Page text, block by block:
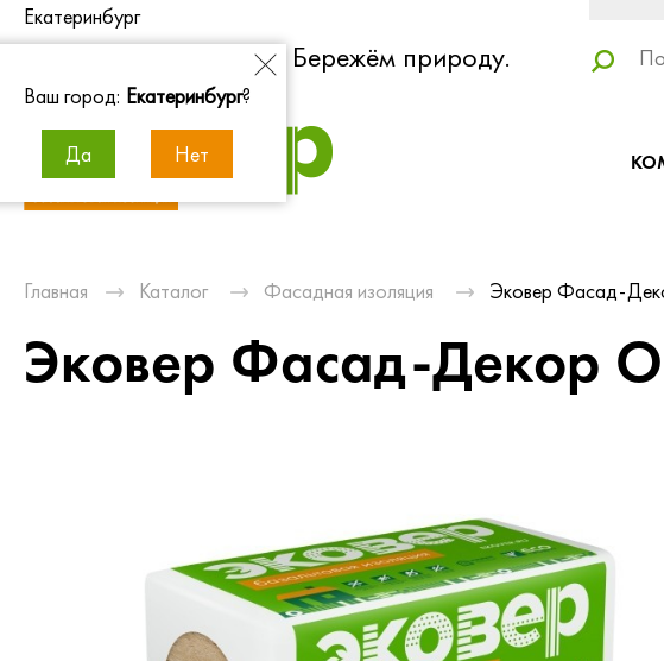
Екатеринбург
Ваш город: Екатеринбург?
Да Нет
Экономим энергию. Бережём природу.
Главная Каталог Фасадная изоляция Эковер Фасад-
Эковер Фасад-Декор